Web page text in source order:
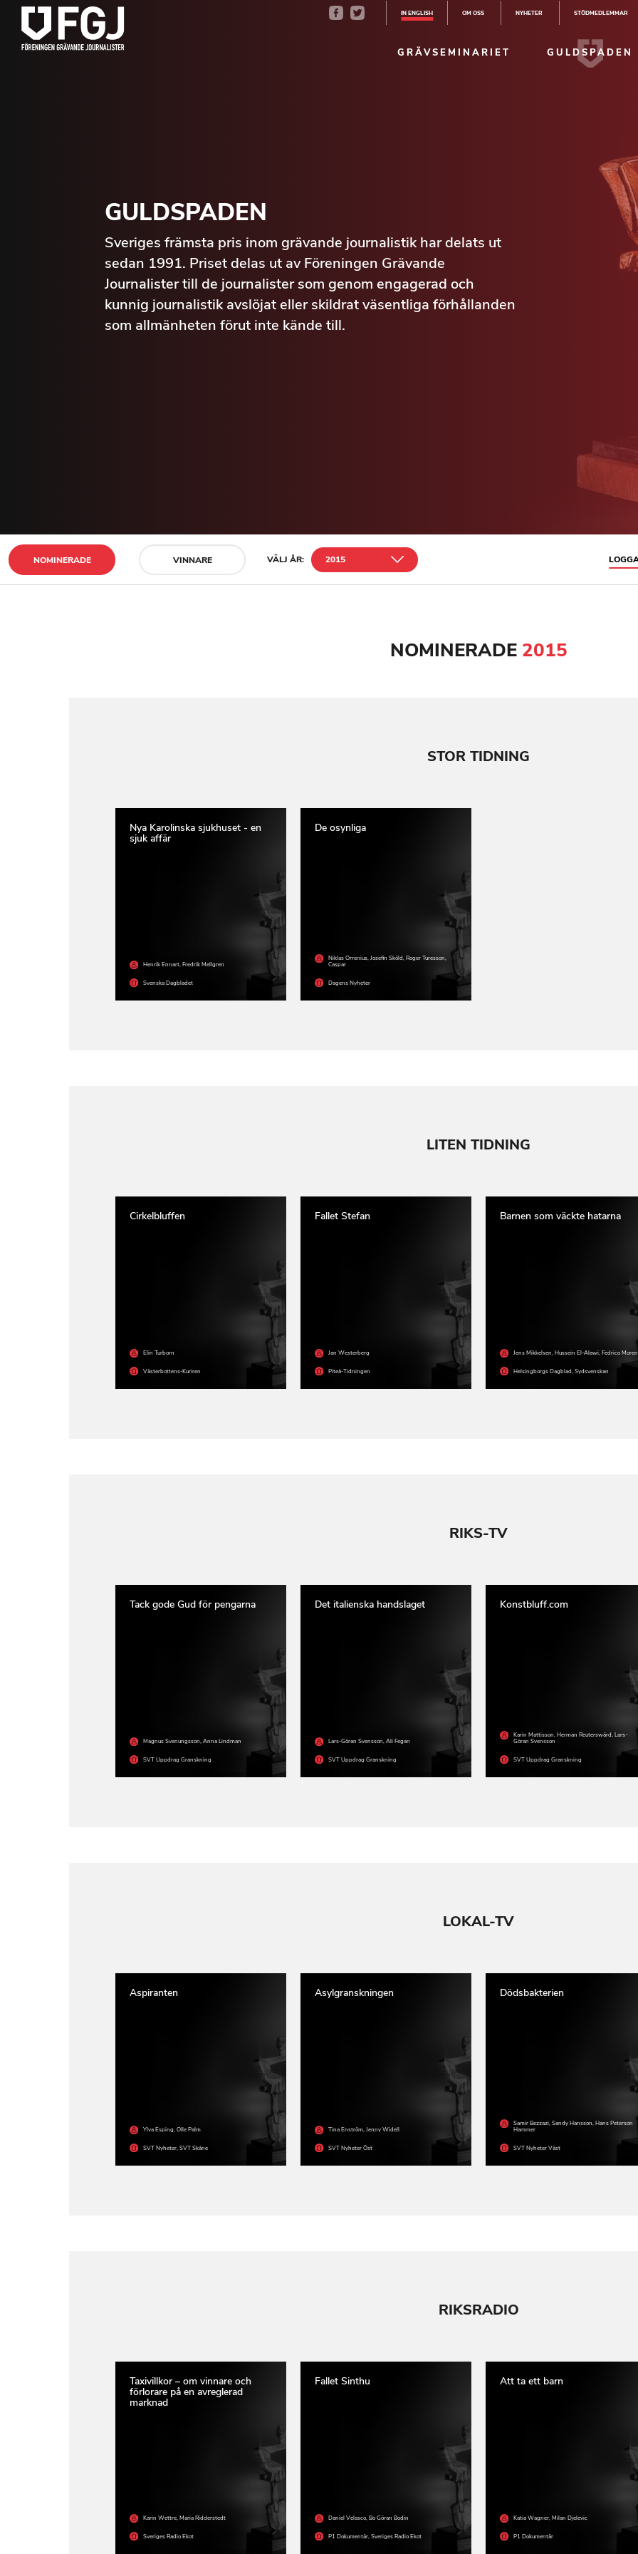
IN ENGLISH OM OSS NYHETER STÖDMEDLEMMAR
GRÄVSEMINARIET GULDSPADEN
GULDSPADEN
Sveriges främsta pris inom grävande journalistik har delats ut
sedan 1991. Priset delas ut av Föreningen Grävande
Journalister till de journalister som genom engagerad och
kunnig journalistik avslöjat eller skildrat väsentliga förhållanden
som allmänheten förut inte kände till.
NOMINERADE VINNARE VÄLJ ÅR: 2015
NOMINERADE 2015
STOR TIDNING
Nya Karolinska sjukhuset - en
sjuk affär
Henrik Ennart,Fredrik Mellgren
Svenska Dagbladet
De osynliga
Niklas Orrenius,Josefin Sköld,Roger Turesson,
Caspar
Dagens Nyheter
LITEN TIDNING
Cirkelbluffen
Elin Turborn
Västerbottens-Kuriren
Fallet Stefan
Jan Westerberg
Piteå-Tidningen
Barnen som väckte hatarna
Jens Mikkelsen,Hussein El-Alawi,Fedrico
Helsingborgs Dagblad,Sydsvenskan
RIKS-TV
Tack gode Gud för pengarna
Magnus Svenungsson,Anna Lindman
SVT Uppdrag Granskning
Det italienska handslaget
Lars-Göran Svensson,Ali Fegan
SVT Uppdrag Granskning
Konstbluff.com
Karin Mattisson,Herman Reuterswärd,Lars-
Göran Svensson
SVT Uppdrag Granskning
LOKAL-TV
Aspiranten
Ylva Esping,Olle Palm
SVT Nyheter,SVT Skåne
Asylgranskningen
Tina Enström,Jenny Widell
SVT Nyheter Öst
Dödsbakterien
Samir Bezzazi,Sandy Hansson,Hans Peterson
Hammer
SVT Nyheter Väst
RIKSRADIO
Taxivillkor – om vinnare och
förlorare på en avreglerad
marknad
Karin Wettre,Maria Ridderstedt
Sveriges Radio Ekot
Fallet Sinthu
Daniel Velasco,Bo Göran Bodin
P1 Dokumentär,Sveriges Radio Ekot
Att ta ett barn
Katia Wagner,Milan Djelevic
P1 Dokumentär